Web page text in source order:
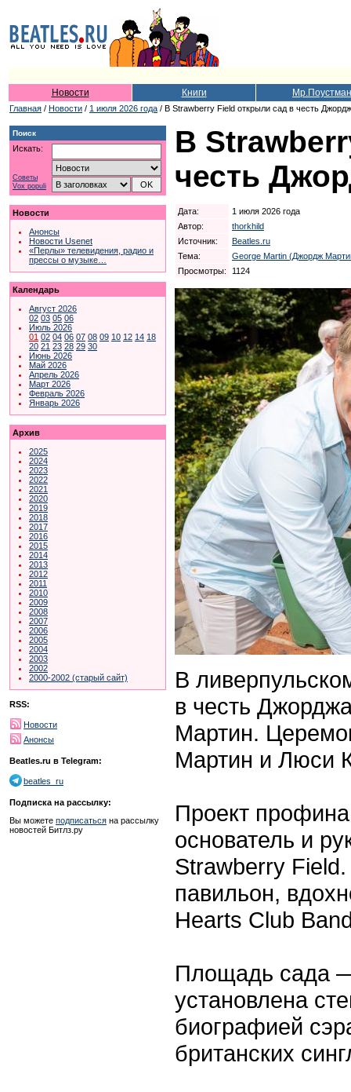
Новости Книги Мр.Поустман
Главная / Новости / 1 июля 2026 года / В Strawberry Field открыли сад в честь
Поиск
Искать:
Советы
Vox populi
Новости
Анонсы
Новости Usenet
«Перлы» телевидения, радио и
прессы о музыке…
Календарь
Август 2026
02 03 05 06
Июль 2026
01 02 04 06 07 08 09 10 12 14 18
20 21 23 28 29 30
Июнь 2026
Май 2026
Апрель 2026
Март 2026
Февраль 2026
Январь 2026
Архив
2025
2024
2023
2022
2021
2020
2019
2018
2017
2016
2015
2014
2013
2012
2011
2010
2009
2008
2007
2006
2005
2004
2003
2002
2000-2002 (старый сайт)
RSS:
Новости
Анонсы
Beatles.ru в Telegram:
beatles_ru
Подписка на рассылку:
Вы можете подписаться на рассылку
новостей Битлз.ру
В
честь
Дата:
1 июля 2026 года
Автор:
thorkhild
Источник:
Beatles.ru
Тема:
George Martin (Джордж
Просмотры:
1124
В
в честь
Мартин.
Мартин и Люси
Проект
основатель и
Strawberry
павильон,
Hearts Club
Площадь сада
установлена
биографией
британских